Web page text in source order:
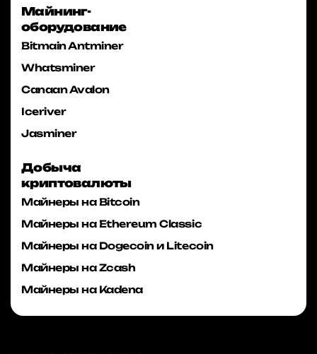
Майнинг-
оборудование
Bitmain Antminer
Whatsminer
Canaan Avalon
Iceriver
Jasminer
Добыча
криптовалюты
Майнеры на Bitcoin
Майнеры на Ethereum Classic
Майнеры на Dogecoin и Litecoin
Майнеры на Zcash
Майнеры на Kadena